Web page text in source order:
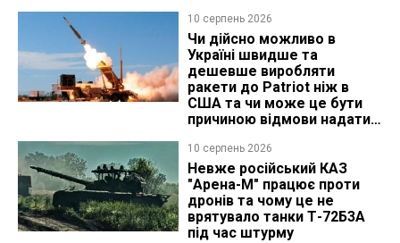
10 серпень 2026
Чи дійсно можливо в
Україні швидше та
дешевше виробляти
ракети до Patriot ніж в
США та чи може це бути
причиною відмови надати
10 серпень 2026
Невже російський КАЗ
"Арена-М" працює проти
дронів та чому це не
врятувало танки Т-72Б3А
під час штурму